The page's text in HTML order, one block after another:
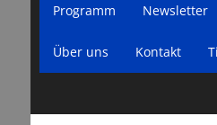
Menü
Inhalt
Programm Newsletter
Über uns Kontakt